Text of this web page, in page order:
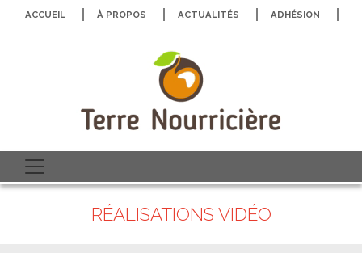
ACCUEIL À PROPOS ACTUALITÉS ADHÉSION
RÉALISATIONS VIDÉO